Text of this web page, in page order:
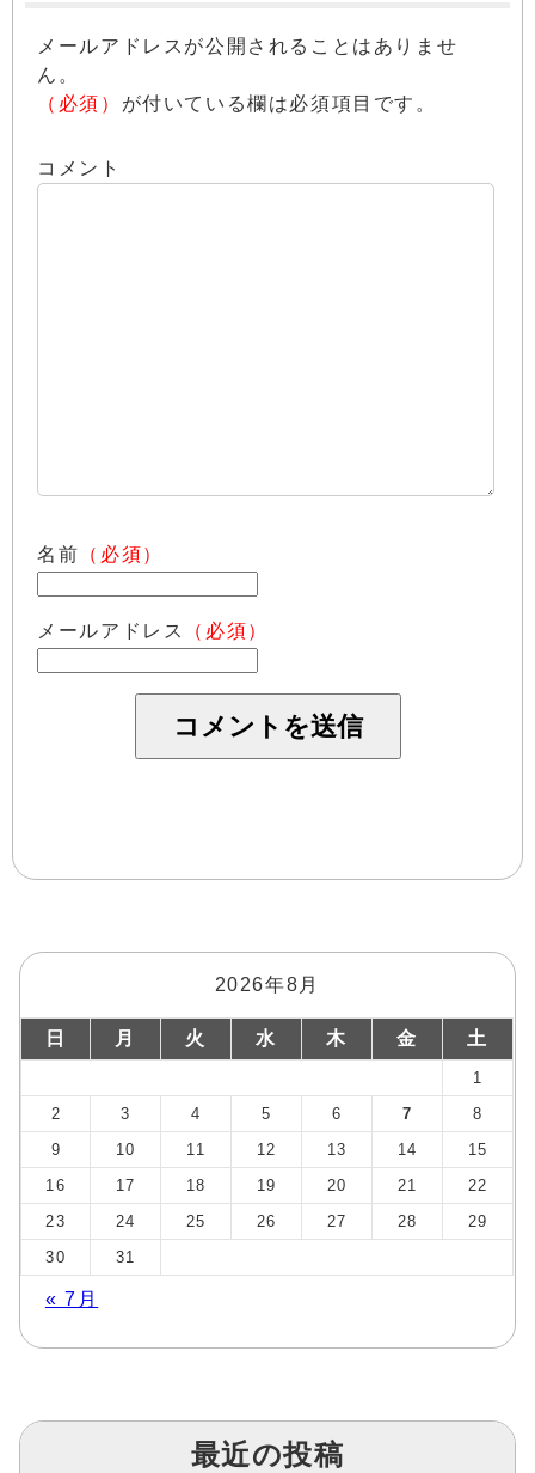
メールアドレスが公開されることはありませ
ん。
（必須） が付いている欄は必須項目です。
コメント
名前 （必須）
メールアドレス （必須）
2026年8月
日 月 火 水 木 金 土
1
2
3 4 5 6 7
8
9
10 11 12 13 14
15
16
17 18 19 20 21
22
23
24 25 26 27 28
29
30
31
« 7月
最近の投稿